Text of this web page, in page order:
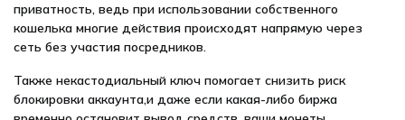
приватность, ведь при использовании собственного
кошелька многие действия происходят напрямую через
сеть без участия посредников.
Также некастодиальный ключ помогает снизить риск
блокировки аккаунта,и даже если какая-либо биржа